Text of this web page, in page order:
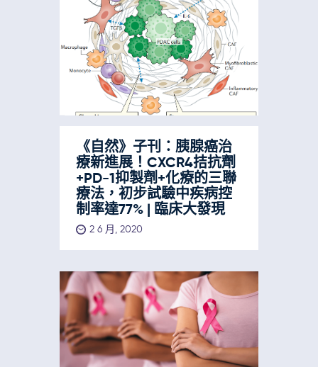
《自然》子刊：胰腺癌治
療新進展！CXCR4拮抗劑
+PD-1抑製劑+化療的三聯
療法，初步試驗中疾病控
制率達77% | 臨床大發現
2 6 月, 2020